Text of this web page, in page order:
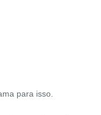
para isso.